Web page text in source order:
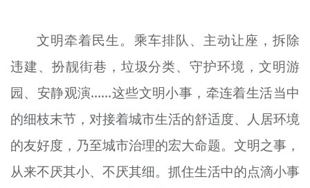
文明牵着民生。乘车排队、主动让座，拆除
违建、扮靓街巷，垃圾分类、守护环境，文明游
园、安静观演……这些文明小事，牵连着生活当中
的细枝末节，对接着城市生活的舒适度、人居环境
的友好度，乃至城市治理的宏大命题。文明之事，
从来不厌其小、不厌其细。抓住生活中的点滴小事